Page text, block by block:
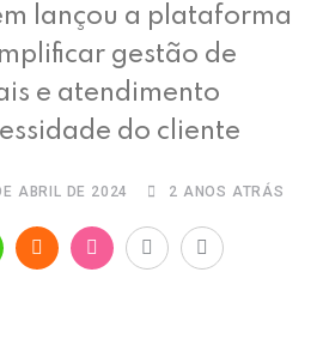
lançou a plataforma
gestão de
e atendimento
do cliente
ABRIL DE 2024 2 ANOS ATRÁS